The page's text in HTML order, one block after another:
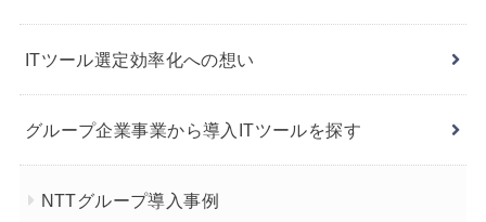
ITツール選定効率化への想い
グループ企業事業から導入ITツールを探す
NTTグループ導入事例